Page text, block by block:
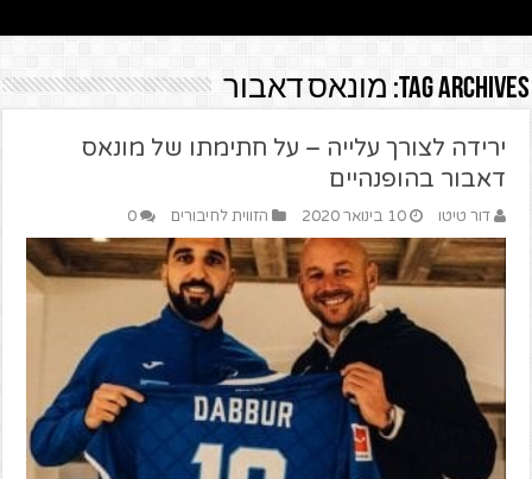
Tag Archives: מונאס דאבור
ירידה לצורך עלייה – על חתימתו של מונאס
דאבור בהופנהיים
דור טיטו 10 בינואר 2020 הזווית לחיבורים 0